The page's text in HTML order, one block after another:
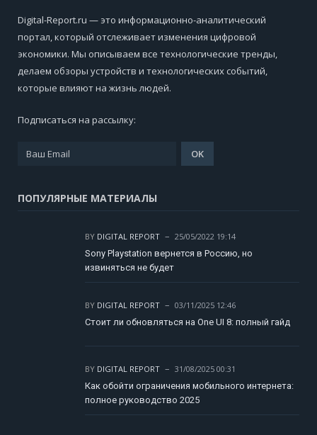
Digital-Report.ru — это информационно-аналитический
портал, который отслеживает изменения цифровой
экономики. Мы описываем все технологические тренды,
делаем обзоры устройств и технологических событий,
которые влияют на жизнь людей.
Подписаться на рассылку:
ПОПУЛЯРНЫЕ МАТЕРИАЛЫ
BY DIGITAL REPORT
25/05/2022 19:14
Sony Playstation вернется в Россию, но
извиняться не будет
BY DIGITAL REPORT
03/11/2025 12:46
Стоит ли обновляться на One UI 8: полный гайд
BY DIGITAL REPORT
31/08/2025 00:31
Как обойти ограничения мобильного интернета:
полное руководство 2025